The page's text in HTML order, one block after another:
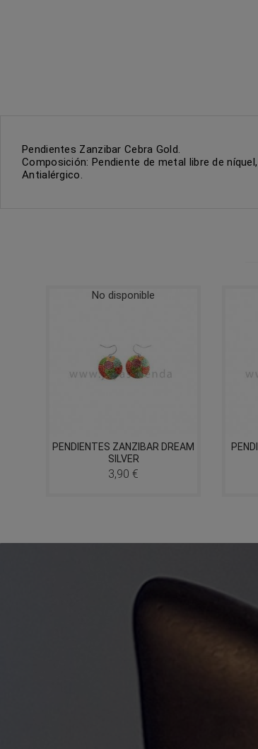
Pendientes Zanzibar Cebra Gold.
Composición: Pendiente de metal libre de
Antialérgico.
No disponible
PENDIENTES ZANZIBAR DREAM
SILVER
Precio
3,90 €